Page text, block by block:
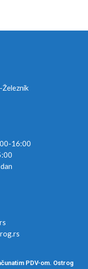
16:00
PDV-om. Ostrog